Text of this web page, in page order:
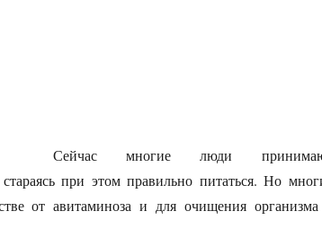
Сейчас многие люди
при этом правильно питаться. Но
от авитаминоза и для очищения